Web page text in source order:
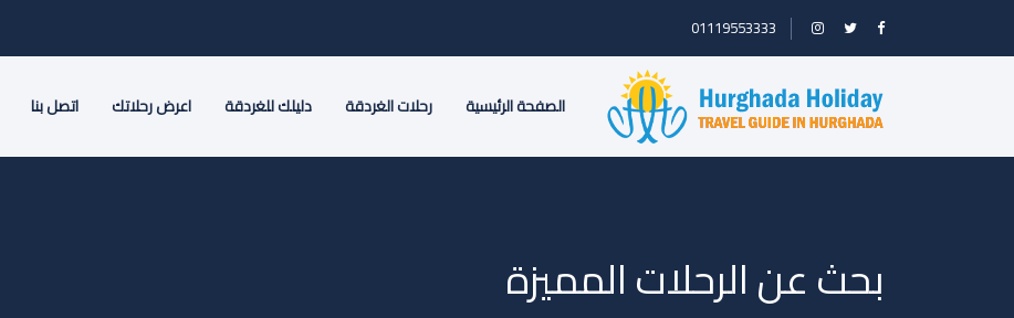
01119553333
الصفحة الرئيسية رحلات الغردقة دليلك للغردقة اعرض رحلاتك اتصل بنا
بحث عن الرحلات المميزة